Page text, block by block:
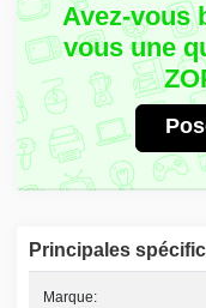
Avez-vous
vous une
Principales
Marque: